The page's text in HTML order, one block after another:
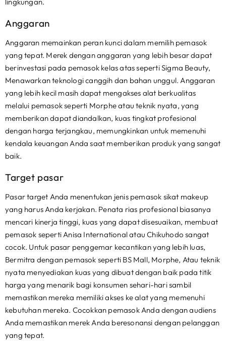
Anggaran
Anggaran memainkan peran kunci dalam memilih pemasok
yang tepat. Merek dengan anggaran yang lebih besar dapat
berinvestasi pada pemasok kelas atas seperti Sigma Beauty,
Menawarkan teknologi canggih dan bahan unggul. Anggaran
yang lebih kecil masih dapat mengakses alat berkualitas
melalui pemasok seperti Morphe atau teknik nyata, yang
memberikan dapat diandalkan, kuas tingkat profesional
dengan harga terjangkau, memungkinkan untuk memenuhi
kendala keuangan Anda saat memberikan produk yang sangat
baik.
Target pasar
Pasar target Anda menentukan jenis pemasok sikat makeup
yang harus Anda kerjakan. Penata rias profesional biasanya
mencari kinerja tinggi, kuas yang dapat disesuaikan, membuat
pemasok seperti Anisa International atau Chikuhodo sangat
cocok. Untuk pasar penggemar kecantikan yang lebih luas,
Bermitra dengan pemasok seperti BS Mall, Morphe, Atau teknik
nyata menyediakan kuas yang dibuat dengan baik pada titik
harga yang menarik bagi konsumen sehari-hari sambil
memastikan mereka memiliki akses ke alat yang memenuhi
kebutuhan mereka. Cocokkan pemasok Anda dengan audiens
Anda memastikan merek Anda beresonansi dengan pelanggan
yang tepat.